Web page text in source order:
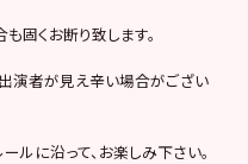
くお断り致します。
演者が見え辛い場合がござい
に沿って、お楽しみ下さい。